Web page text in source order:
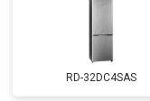
RD-32DC4SAS